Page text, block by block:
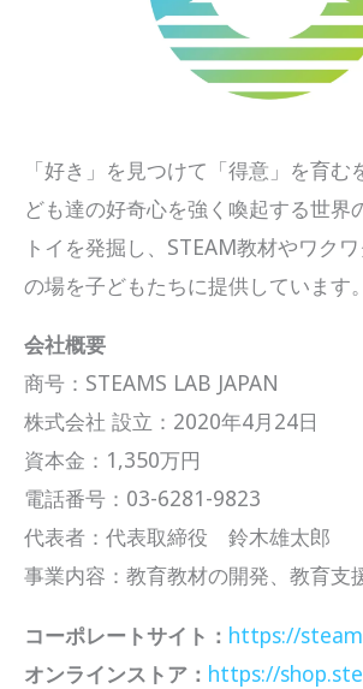
「好き」を見つけて「得意」を育む
ども達の好奇心を強く喚起する世界
トイを発掘し、STEAM教材やワク
の場を子どもたちに提供しています。
会社概要
商号：STEAMS LAB JAPAN
株式会社 設立：2020年4月24日
資本金：1,350万円
電話番号：03-6281-9823
代表者：代表取締役 鈴木雄太郎
事業内容：教育教材の開発、教育支
コーポレートサイト： https://
オンラインストア： https://